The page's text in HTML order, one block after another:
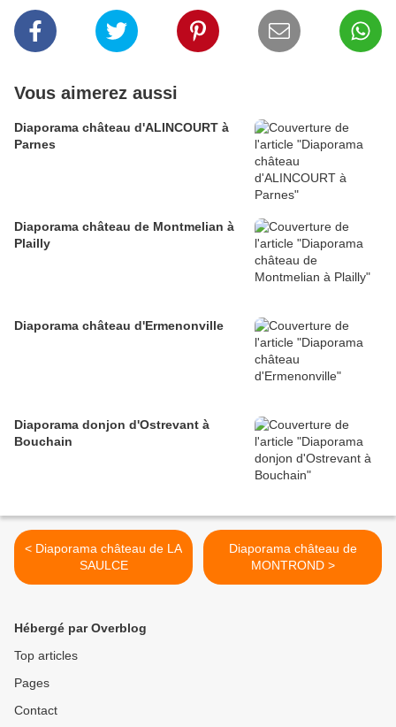
Vous aimerez aussi
Diaporama château d'ALINCOURT à
Parnes
Diaporama château de Montmelian à
Plailly
Diaporama château d'Ermenonville
Diaporama donjon d'Ostrevant à
Bouchain
< Diaporama château de LA
SAULCE
Diaporama château de
MONTROND >
Hébergé par Overblog
Top articles
Pages
Contact